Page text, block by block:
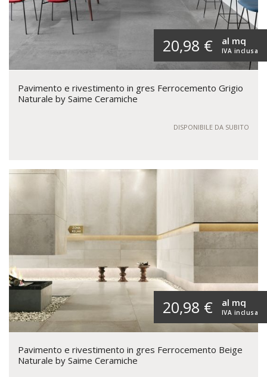
20,98 € IVA inclusa
al mq
Pavimento e rivestimento in gres Ferrocemento Grigio
Naturale by Saime Ceramiche
DISPONIBILE DA SUBITO
20,98 € IVA inclusa
al mq
Pavimento e rivestimento in gres Ferrocemento Beige
Naturale by Saime Ceramiche